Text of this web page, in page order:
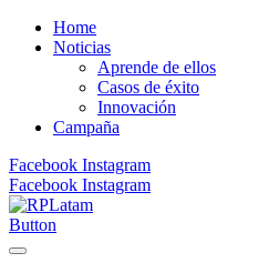
Home
Noticias
Aprende de ellos
Casos de éxito
Innovación
Campaña
Facebook Instagram
Facebook Instagram
Button